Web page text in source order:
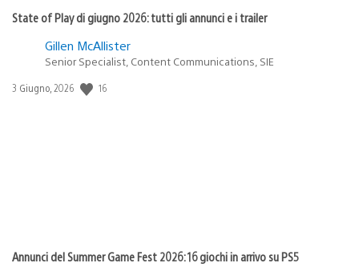
State of Play di giugno 2026: tutti gli annunci e i trailer
Gillen McAllister
Senior Specialist, Content Communications, SIE
Data
3 Giugno, 2026 16
Annunci del Summer Game Fest 2026: 16 giochi in arrivo su PS5